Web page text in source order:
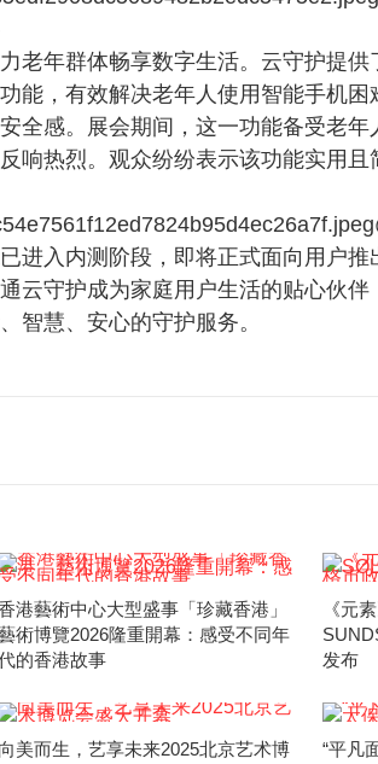
老年群体畅享数字生活。云守护提
能，有效解决老年人使用智能手机
全感。展会期间，这一功能备受老
响热烈。观众纷纷表示该功能实用
进入内测阶段，即将正式面向用户
云守护成为家庭用户生活的贴心伙
智慧、安心的守护服务。
港藝術中心大型盛事「珍藏香港」
術博覽2026隆重開幕：感受不同年
的香港故事
《元
发布
向美而生，艺享未来2025北京艺术博 “平凡